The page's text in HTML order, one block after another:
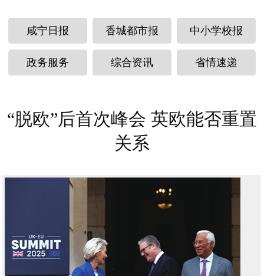
咸宁日报 香城都市报 中小学校报
政务服务 综合资讯 省情速递
“脱欧”后首次峰会 英欧能否重置
关系